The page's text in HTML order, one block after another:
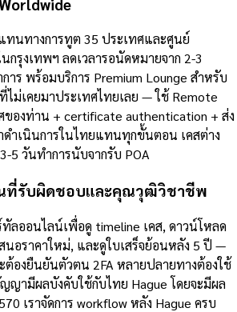
ทนทางการทูต 35 ประเทศและศูนย์
กรุงเทพฯ ลดเวลารอนัดหมายจาก 2-3
าร พร้อมบริการ Premium Lounge สำหรับ
ที่ไม่เคยมาประเทศไทยเลย — ใช้ Remote
ของท่าน + certificate authentication + ส่ง
ดำเนินการในไทยแทนทุกขั้นตอน เคสต่าง
5 วันทำการนับจากรับ POA
นที่รับผิดชอบและคุณวุฒิวิชาชีพ
ลออนไลน์เพื่อดู timeline เคส, ดาวน์โหลด
นอราคาใหม่, และดูใบเสร็จย้อนหลัง 5 ปี —
ต้องยืนยันตัวตน 2FA หลายปลายทางต้องใช้
ญามีผลบังคับใช้กับไทย Hague โดยจะมีผล
เราจัดการ workflow หลัง Hague ครบ